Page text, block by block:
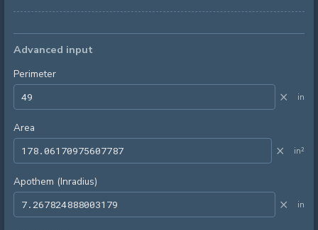
Advanced input
Perimeter
× in
Area
× in²
Apothem (Inradius)
× in